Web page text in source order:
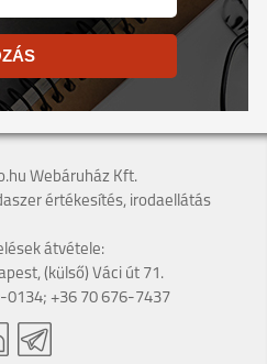
Webáruház Kft.
értékesítés, irodaellátás
átvétele:
(külső) Váci út 71.
0134; +36 70 676-7437